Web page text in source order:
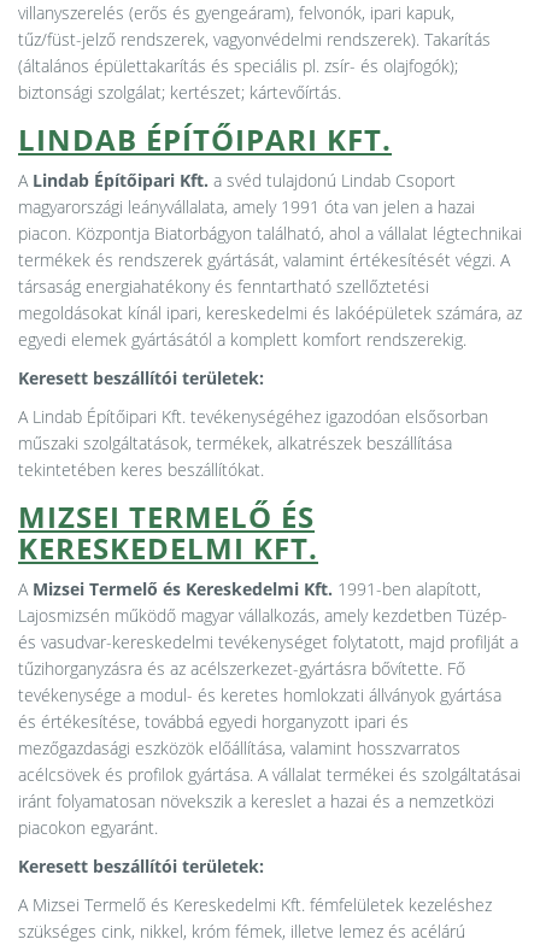
villanyszerelés (erős és gyengeáram), felvonók, ipari kapuk,
tűz/füst-jelző rendszerek, vagyonvédelmi rendszerek). Takarítás
(általános épülettakarítás és speciális pl. zsír- és olajfogók);
biztonsági szolgálat; kertészet; kártevőírtás.
LINDAB ÉPÍTŐIPARI KFT.
A Lindab Építőipari Kft. a svéd tulajdonú Lindab Csoport
magyarországi leányvállalata, amely 1991 óta van jelen a hazai
piacon. Központja Biatorbágyon található, ahol a vállalat légtechnikai
termékek és rendszerek gyártását, valamint értékesítését végzi. A
társaság energiahatékony és fenntartható szellőztetési
megoldásokat kínál ipari, kereskedelmi és lakóépületek számára, az
egyedi elemek gyártásától a komplett komfort rendszerekig.
Keresett beszállítói területek:
A Lindab Építőipari Kft. tevékenységéhez igazodóan elsősorban
műszaki szolgáltatások, termékek, alkatrészek beszállítása
tekintetében keres beszállítókat.
MIZSEI TERMELŐ ÉS
KERESKEDELMI KFT.
A Mizsei Termelő és Kereskedelmi Kft. 1991-ben alapított,
Lajosmizsén működő magyar vállalkozás, amely kezdetben Tüzép-
és vasudvar-kereskedelmi tevékenységet folytatott, majd profilját a
tűzihorganyzásra és az acélszerkezet-gyártásra bővítette. Fő
tevékenysége a modul- és keretes homlokzati állványok gyártása
és értékesítése, továbbá egyedi horganyzott ipari és
mezőgazdasági eszközök előállítása, valamint hosszvarratos
acélcsövek és profilok gyártása. A vállalat termékei és szolgáltatásai
iránt folyamatosan növekszik a kereslet a hazai és a nemzetközi
piacokon egyaránt.
Keresett beszállítói területek:
A Mizsei Termelő és Kereskedelmi Kft. fémfelületek kezeléshez
szükséges cink, nikkel, króm fémek, illetve lemez és acélárú